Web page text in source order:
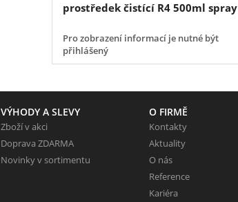
prostředek čistící R4 500ml spray
Pro zobrazení informací je nutné být
přihlášený
VÝHODY A SLEVY
Zboží v akci
Doprava ZDARMA
Novinky v sortimentu
O FIRMĚ
Kontakty
Aktuality
O nás
Reference
Kariéra